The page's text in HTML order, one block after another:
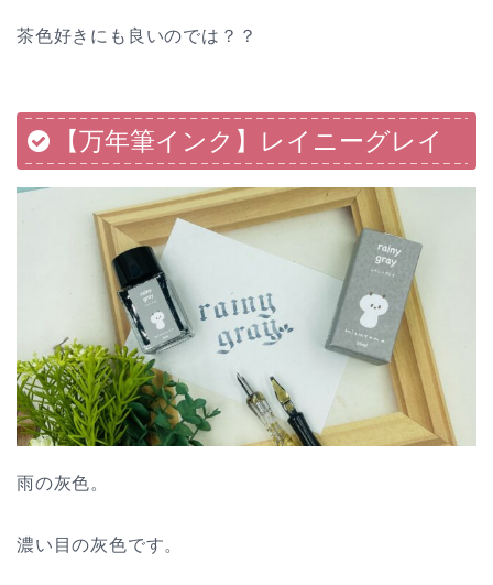
茶色好きにも良いのでは？？
【万年筆インク】レイニーグレイ
雨の灰色。
濃い目の灰色です。